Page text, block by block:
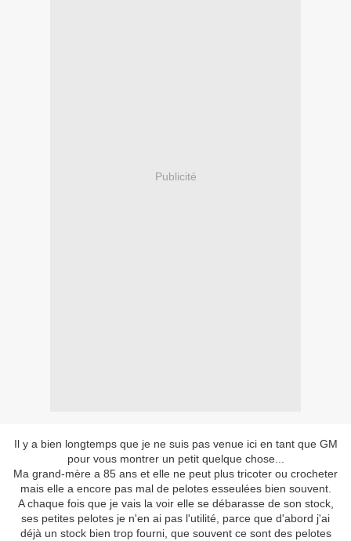
Publicité
Il y a bien longtemps que je ne suis pas venue ici en tant que GM
pour vous montrer un petit quelque chose...
Ma grand-mère a 85 ans et elle ne peut plus tricoter ou crocheter
mais elle a encore pas mal de pelotes esseulées bien souvent.
A chaque fois que je vais la voir elle se débarasse de son stock,
ses petites pelotes je n'en ai pas l'utilité, parce que d'abord j'ai
déjà un stock bien trop fourni, que souvent ce sont des pelotes